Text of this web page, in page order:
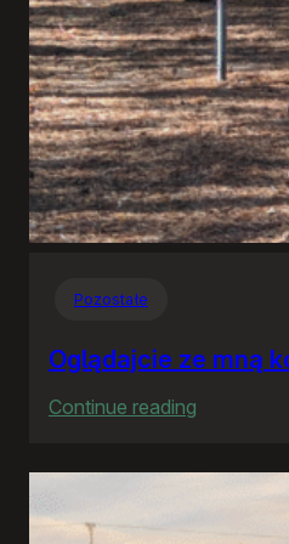
Pozostałe
Oglądajcie ze mną
Continue reading
ze
kobiecy